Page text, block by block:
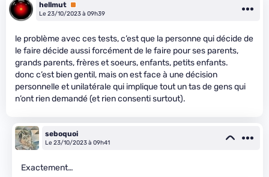
hellmut Premium
Le 23/10/2023 à 09h39
le problème avec ces tests, c’est que la personne qui décide de
le faire décide aussi forcément de le faire pour ses parents,
grands parents, frères et soeurs, enfants, petits enfants.
donc c’est bien gentil, mais on est face à une décision
personnelle et unilatérale qui implique tout un tas de gens qui
n’ont rien demandé (et rien consenti surtout).
seboquoi
Le 23/10/2023 à 09h41
Exactement…